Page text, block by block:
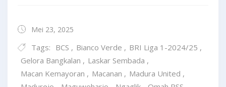
Mei 23, 2025
Tags: BCS , Bianco Verde , BRI Liga 1-2024/25 ,
Gelora Bangkalan , Laskar Sembada ,
Macan Kemayoran , Macanan , Madura United ,